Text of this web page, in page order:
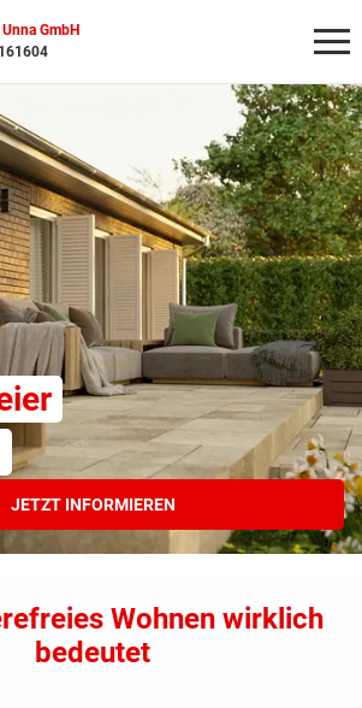
GmbH
JETZT INFORMIEREN
Wohnen wirklich
bedeutet
Sie suchen?